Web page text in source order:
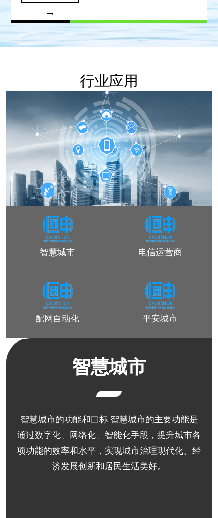
行业应用
智慧城市
智慧城市的功能和目标 智慧城市的主要功能是
通过数字化、网络化、智能化手段，提升城市各
项功能的效率和水平，实现城市治理现代化、经
济发展创新和居民生活美好。
智慧城市 电信运营商
配网自动化 平安城市